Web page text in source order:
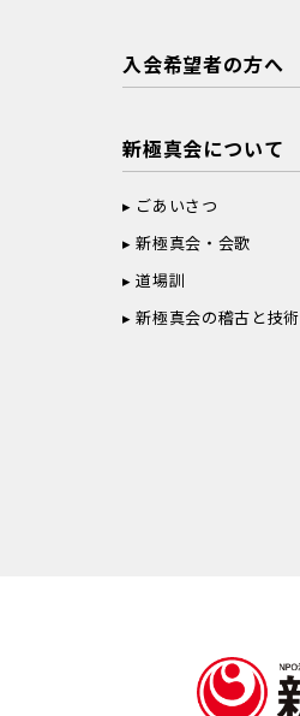
入会希望者の方へ
新極真会について
ごあいさつ
新極真会・会歌
道場訓
新極真会の稽古と技術